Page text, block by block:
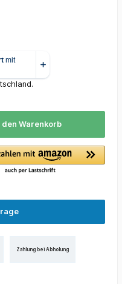
den Warenkorb
Zahlung bei Abholung